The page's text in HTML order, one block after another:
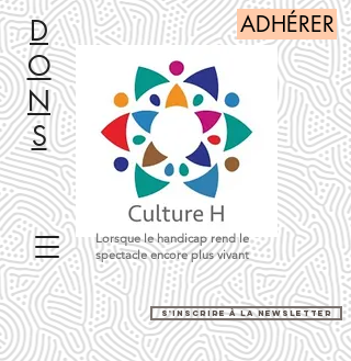
s'inscrire à la newsletter
ADHÉRER
D
O
N
S
Lorsque le handicap rend le
spectacle encore plus vivant